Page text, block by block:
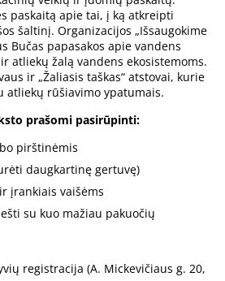
paskaitą apie tai, į ką atkreipti
šaltinį. Organizacijos „Išsaugokime
Bučas papasakos apie vandens
atliekų žalą vandens ekosistemoms.
ir „Žaliasis taškas“ atstovai, kurie
atliekų rūšiavimo ypatumais.
prašomi pasirūpinti:
pirštinėmis
daugkartinę gertuvę)
įrankiais vaišėms
su kuo mažiau pakuočių
registracija (A. Mickevičiaus g. 20,